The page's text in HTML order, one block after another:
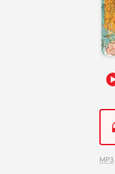
MP3